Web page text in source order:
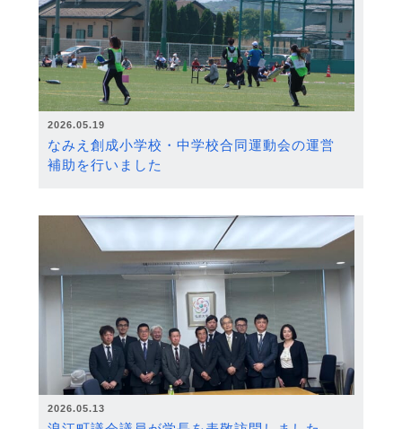
2026.05.19
なみえ創成小学校・中学校合同運動会の運営
補助を行いました
2026.05.13